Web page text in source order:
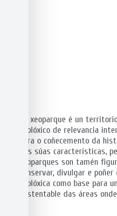
Un xeoparque é un
xeolóxico de relevancia
para o coñecemento da
das súas características,
xeoparques son tamén
conservar, divulgar e
xeolóxica como base para
sustentable das áreas